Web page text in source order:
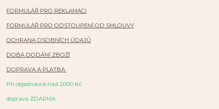
FORMULÁŘ PRO REKLAMACI
FORMULÁŘ PRO ODSTOUPENÍ OD SMLOUVY
OCHRANA OSOBNÍCH ÚDAJŮ
DOBA DODÁNÍ ZBOŽÍ
DOPRAVA A PLATBA
Při objednávce nad 2000 Kč
doprava ZDARMA